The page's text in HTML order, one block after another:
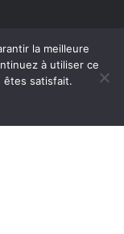
la meilleure
à utiliser ce
êtes satisfait.